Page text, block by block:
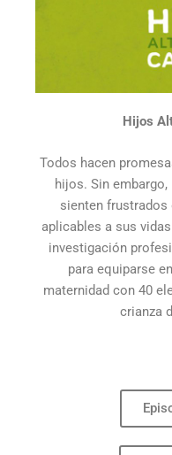
Hijos
Todos hacen
hijos. Sin
sienten
aplicables a sus
investigación
para equiparse
maternidad con 40
crianza